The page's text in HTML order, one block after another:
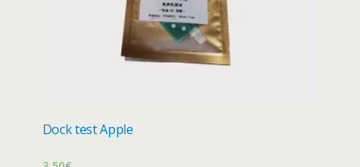
Dock test Apple